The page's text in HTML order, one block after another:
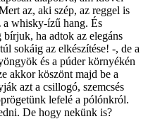
az, aki szép, az reggel is
a whisky-ízű hang. És
ha adtok az elegáns
sokáig az elkészítése! -, de a
és a púder környékén
akkor köszönt majd be a
azt a csillogó, szemcsés
lefelé a pólónkról.
De hogy nekünk is?